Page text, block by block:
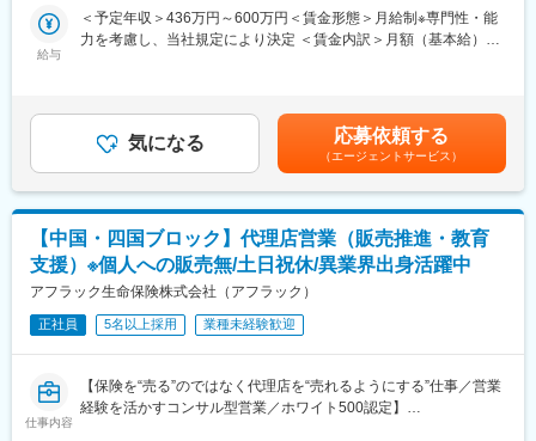
けるだけでなく、金融知識を身に着けることで、自分自身の人生
の充実にもつながります。
シェアなどチーム達成の取組も活発です。
月平均残業は月に10hと成長とプライベートの両立が可能です。
そのため、離職率が低く、多くの社員が腰を据えて長く働いてい
ます。社員の頑張りを評価し、賞与等で反映しています。
変更の範囲：会社の定める業務
立系のため、銀行の指示による押売の営業スタイルではなく、顧
客本位の営業が可能です。
約1ヶ月は当社のことだけでなく、業界や株などを取り扱うための
手厚い研修を予定しております。（研修内で資格取得を予定）現
場配属後は、メンターとして2～3年は先輩社員が付き、OJTで丁
■業種・職種未経験者の活躍事例
異業界・異業種からの中途入社者も多く活躍しております。金融
知識よりも、顧客との関係構築力が重要になるため、金融業界経
験や営業経験がなくても心配不要です。
※中途入社者の前職：教員、保育士、携帯ショップでの販売員など
■他社の証券会社との違い
金融傘下ではなく完全独立系として、自由度の高い独自商品も数
多く生み出す、業界では一目置かれる存在。国内シンクタンクや
外資系証券会社とタイアップしながら、オリジナル商品の組成・
給与
＜予定年収＞436万円～600万円＜賃金形態＞月給制※専門性・能
力を考慮し、当社規定により決定 ＜賃金内訳＞月額（基本給）：
る可能性があります。■賞与実績：年2回 ※賞与は、個人実績、
会社業績によって支給額が変動します。賃金はあくまでも目安の
金額であり、選考を通じて上下する可能性があります。月給(月額)
は固定手当を含めた表記です。
気になる 応募依頼する
（エージェントサービス）
【中国・四国ブロック】代理店営業（販売推進・教育
支援）※個人への販売無/土日祝休/異業界出身活躍中
アフラック生命保険株式会社（アフラック）
正社員 5名以上採用 業種未経験歓迎
仕事内容
【保険を“売る”のではなく代理店を“売れるようにする”仕事／営業
経験を活かすコンサル型営業／ホワイト500認定】